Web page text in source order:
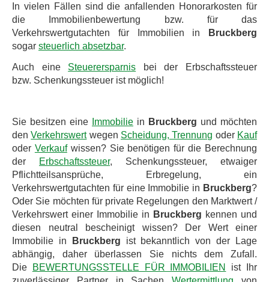
In vielen Fällen sind die anfallenden Honorarkosten für
die Immobilienbewertung bzw. für das
Verkehrswertgutachten für Immobilien in
Bruckberg
sogar steuerlich absetzbar.
Auch eine Steuerersparnis bei der Erbschaftssteuer
bzw. Schenkungssteuer ist möglich!
Sie besitzen eine Immobilie in Bruckberg und möchten
denVerkehrswertwegen Scheidung, Trennung oder Kauf
oder Verkaufwissen? Sie benötigen für die Berechnung
der
Erbschaftssteuer, Schenkungssteuer, etwaiger
Pflichtteilsansprüche, Erbregelung, ein
Verkehrswertgutachten für eine Immobilie in Bruckberg?
Oder Sie möchten für private Regelungen den Marktwert /
Verkehrswert einer Immobilie in Bruckberg kennen und
diesen neutral bescheinigt wissen? Der Wert einer
Immobilie in
Bruckberg ist bekanntlich von der Lage
abhängig, daher überlassen Sie nichts dem Zufall.
Die
BEWERTUNGSSTELLE FÜR IMMOBILIEN
ist Ihr